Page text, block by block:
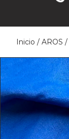
Inicio / AROS /